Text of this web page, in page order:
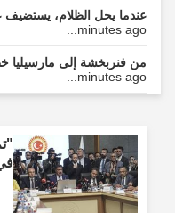
عندما يحل الظلام، يستضيف عدداً يعادل
minutes ago...
من فنربخشة إلى مارسيليا
minutes ago...
في